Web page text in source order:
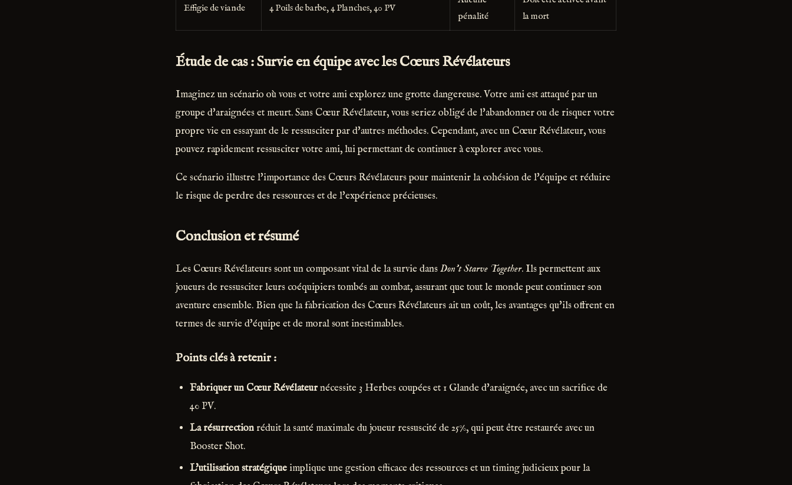
Effigie de viande 4 Poils de barbe, 4 Planches, 40 PV
pénalité
la mort
Étude de cas : Survie en équipe avec les Cœurs Révélateurs
Imaginez un scénario où vous et votre ami explorez une grotte dangereuse. Votre ami est attaqué par un
groupe d'araignées et meurt. Sans Cœur Révélateur, vous seriez obligé de l'abandonner ou de risquer votre
propre vie en essayant de le ressusciter par d'autres méthodes. Cependant, avec un Cœur Révélateur, vous
pouvez rapidement ressusciter votre ami, lui permettant de continuer à explorer avec vous.
Ce scénario illustre l'importance des Cœurs Révélateurs pour maintenir la cohésion de l'équipe et réduire
le risque de perdre des ressources et de l'expérience précieuses.
Conclusion et résumé
Les Cœurs Révélateurs sont un composant vital de la survie dansDon't Starve Together. Ils permettent aux
joueurs de ressusciter leurs coéquipiers tombés au combat, assurant que tout le monde peut continuer son
aventure ensemble. Bien que la fabrication des Cœurs Révélateurs ait un coût, les avantages qu'ils offrent en
termes de survie d'équipe et de moral sont inestimables.
Points clés à retenir :
Fabriquer un Cœur Révélateurnécessite 3 Herbes coupées et 1 Glande d'araignée, avec un sacrifice de
40 PV.
La résurrection réduit la santé maximale du joueur ressuscité de 25%, qui peut être restaurée avec un
Booster Shot.
L'utilisation stratégiqueimplique une gestion efficace des ressources et un timing judicieux pour la